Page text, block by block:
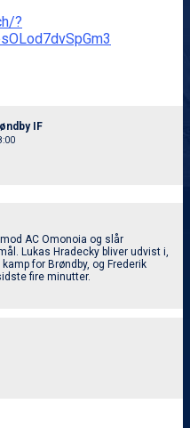
?
IF
AC Omonoia og slår
Lukas Hradecky bliver udvist i,
for Brøndby, og Frederik
fire minutter.